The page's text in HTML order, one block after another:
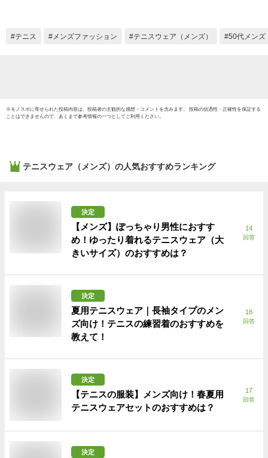
S/M/
テニス メンズファッション テニスウェア（メンズ） 50代メンズ
※モノスポに寄せられた投稿内容は、投稿者の主観的な感想・コメントを含みます。 投稿の信憑性・正確性を保証する
ことはできませんので、あくまで参考情報の一つとしてご利用ください。
テニスウェア（メンズ） の人気おすすめランキング
決定
【メンズ】ぽっちゃり男性におすす
め！ゆったり着れるテニスウェア（大
きいサイズ）のおすすめは？
14
回答
決定
夏用テニスウェア｜長袖タイプのメン
ズ向け！テニスの練習着のおすすめを
教えて！
18
回答
決定
【テニスの服装】メンズ向け！春夏用
テニスウェアセットのおすすめは？
17
回答
決定